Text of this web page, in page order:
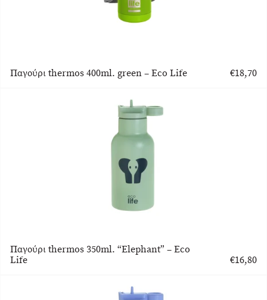
Παγούρι thermos 400ml. green – Eco Life €18,70
Παγούρι thermos 350ml. “Elephant” – Eco
Life
€16,80